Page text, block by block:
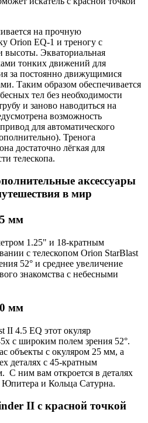
на прочную
Orion EQ-1 и треногу с
высоты. Экваториальная
тонких движений для
за постоянно движущимися
Таким образом обеспечивается
тел без необходимости
и заново наводиться на
возможность
для автоматического
Тренога
достаточно лёгкая для
телескопа.
аксессуары
в мир
мм
1.25" и 18-кратным
с телескопом Orion StarBlast
52° и среднее увеличение
знакомства с небесными
мм
II 4.5 EQ этот окуляр
с широким полем зрения 52°.
объекты с окуляром 25 мм, а
деталях с 45-кратным
С ним вам откроется в деталях
и Кольца Сатурна.
II с красной точкой